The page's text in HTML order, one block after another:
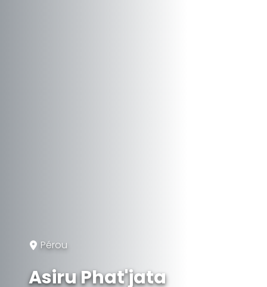
Pérou
Asiru Phat'jata